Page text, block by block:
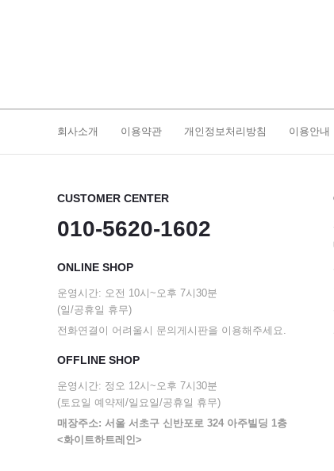
회사소개 이용약관 개인정보처리방침 이용안내
CUSTOMER CENTER
010-5620-1602
ONLINE SHOP
운영시간: 오전 10시~오후 7시30분
(일/공휴일 휴무)
전화연결이 어려울시 문의게시판을 이용해주세요.
OFFLINE SHOP
운영시간: 정오 12시~오후 7시30분
(토요일 예약제/일요일/공휴일 휴무)
매장주소: 서울 서초구 신반포로 324 아주빌딩 1층
<화이트하트레인>